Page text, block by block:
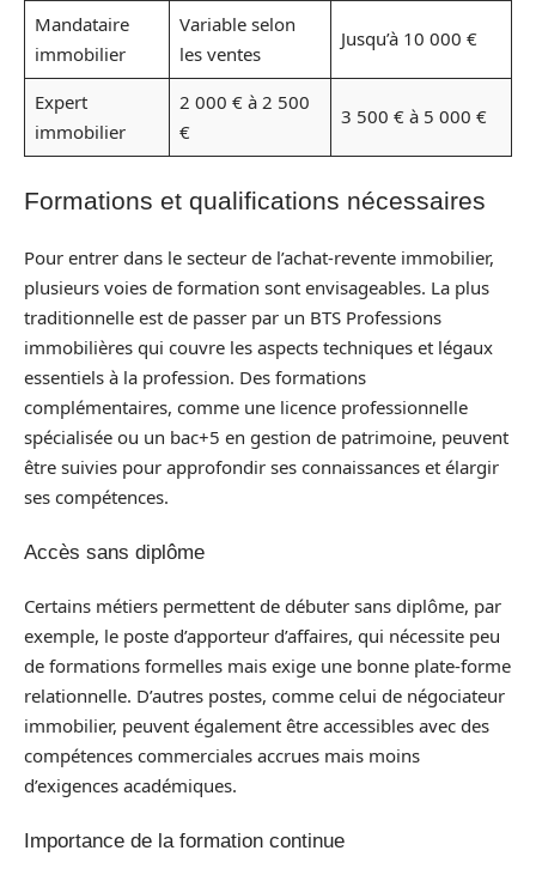
Mandataire
immobilier
Variable selon
les ventes
Jusqu’à 10 000 €
Expert
immobilier
2 000 € à 2 500
€
3 500 € à 5 000 €
Formations et qualifications nécessaires
Pour entrer dans le secteur de l’achat-revente immobilier,
plusieurs voies de formation sont envisageables. La plus
traditionnelle est de passer par un BTS Professions
immobilières qui couvre les aspects techniques et légaux
essentiels à la profession. Des formations
complémentaires, comme une licence professionnelle
spécialisée ou un bac+5 en gestion de patrimoine, peuvent
être suivies pour approfondir ses connaissances et élargir
ses compétences.
Accès sans diplôme
Certains métiers permettent de débuter sans diplôme, par
exemple, le poste d’apporteur d’affaires, qui nécessite peu
de formations formelles mais exige une bonne plate-forme
relationnelle. D’autres postes, comme celui de négociateur
immobilier, peuvent également être accessibles avec des
compétences commerciales accrues mais moins
d’exigences académiques.
Importance de la formation continue